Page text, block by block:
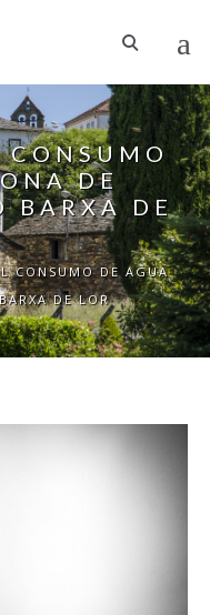
CONSUMO
DE
BARXA DE
CONSUMO DE AGUA
DE LOR